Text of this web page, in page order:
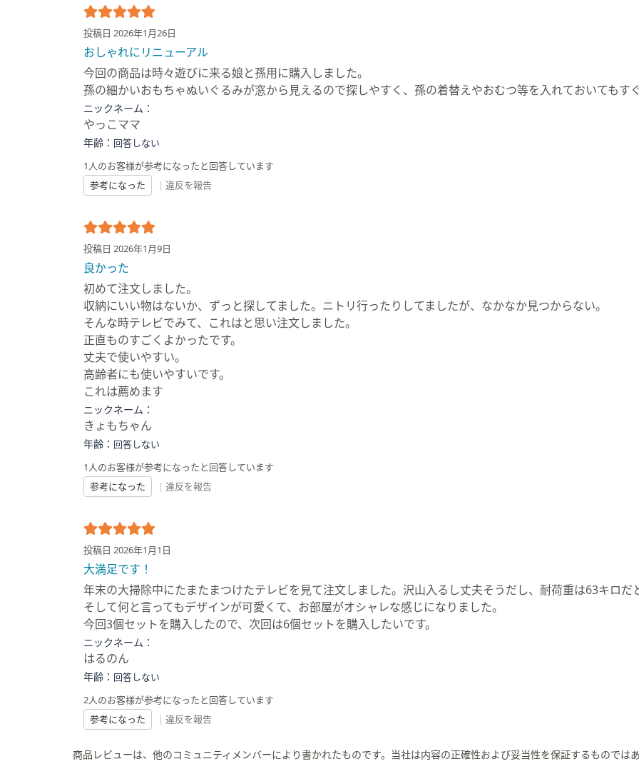
投稿日 2026年1月26日
おしゃれにリニューアル
今回の商品は時々遊びに来る娘と孫用に購入しました。
孫の細かいおもちゃぬいぐるみが窓から見えるので探しやすく、孫の着替えやおむつ等を入れておいてもす
ニックネーム：
やっこママ
年齢： 回答しない
1人のお客様が参考になったと回答しています
参考になった
| 違反を報告
投稿日 2026年1月9日
良かった
初めて注文しました。
収納にいい物はないか、ずっと探してました。ニトリ行ったりしてましたが、なかなか見つからない。
そんな時テレビでみて、これはと思い注文しました。
正直ものすごくよかったです。
丈夫で使いやすい。
高齢者にも使いやすいです。
これは薦めます
ニックネーム：
きょもちゃん
年齢： 回答しない
1人のお客様が参考になったと回答しています
参考になった
| 違反を報告
投稿日 2026年1月1日
大満足です！
年末の大掃除中にたまたまつけたテレビを見て注文しました。沢山入るし丈夫そうだし、耐荷重は63キロだ
そして何と言ってもデザインが可愛くて、お部屋がオシャレな感じになりました。
今回3個セットを購入したので、次回は6個セットを購入したいです。
ニックネーム：
はるのん
年齢： 回答しない
2人のお客様が参考になったと回答しています
参考になった
| 違反を報告
商品レビューは、他のコミュニティメンバーにより書かれたものです。当社は内容の正確性および妥当性を保証するもので